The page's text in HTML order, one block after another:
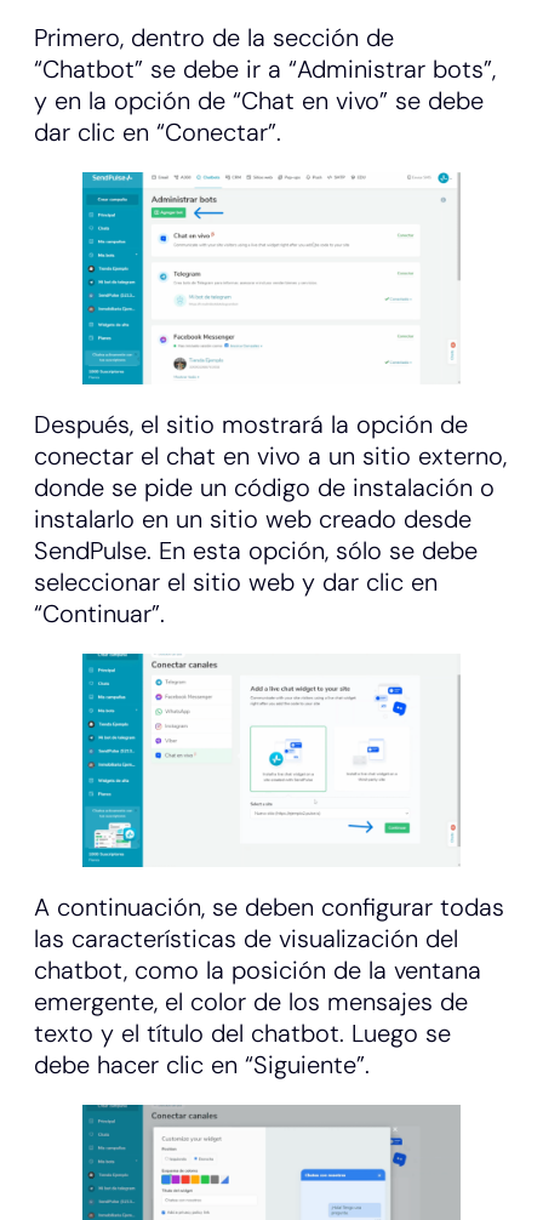
Primero, dentro de la sección de
“Chatbot” se debe ir a “Administrar bots”,
y en la opción de “Chat en vivo” se debe
dar clic en “Conectar”.
Después, el sitio mostrará la opción de
conectar el chat en vivo a un sitio externo,
donde se pide un código de instalación o
instalarlo en un sitio web creado desde
SendPulse. En esta opción, sólo se debe
seleccionar el sitio web y dar clic en
“Continuar”.
A continuación, se deben configurar todas
las características de visualización del
chatbot, como la posición de la ventana
emergente, el color de los mensajes de
texto y el título del chatbot. Luego se
debe hacer clic en “Siguiente”.